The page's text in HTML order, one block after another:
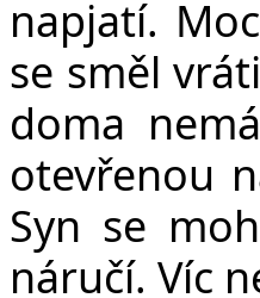
napjatí.
se směl
doma
otevřenou
Syn se
náručí. Víc